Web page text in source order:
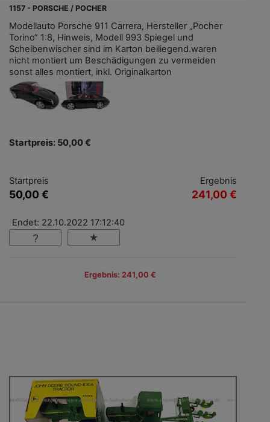
1157 - PORSCHE / POCHER
Modellauto Porsche 911 Carrera, Hersteller „Pocher
Torino“ 1:8, Hinweis, Modell 993 Spiegel und
Scheibenwischer sind im Karton beiliegend.waren
nicht montiert um Beschädigungen zu vermeiden
sonst alles montiert, inkl. Originalkarton
Startpreis: 50,00 €
Startpreis
50,00 €
Ergebnis
241,00 €
Endet: 22.10.2022 17:12:40
Ergebnis: 241,00 €